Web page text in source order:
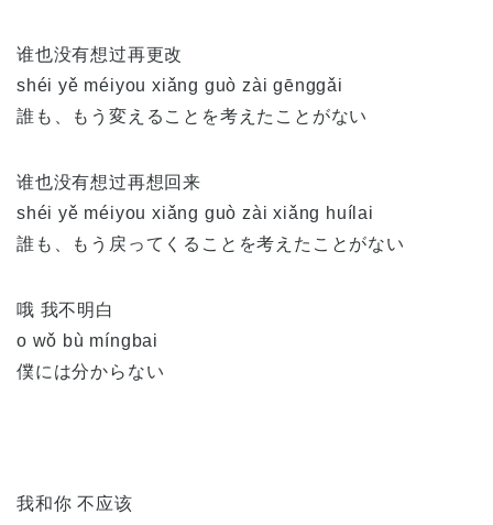
谁也没有想过再更改
shéi yě méiyou xiǎng guò zài gēnggǎi
誰も、もう変えることを考えたことがない
谁也没有想过再想回来
shéi yě méiyou xiǎng guò zài xiǎng huílai
誰も、もう戻ってくることを考えたことがない
哦 我不明白
o wǒ bù míngbai
僕には分からない
我和你 不应该